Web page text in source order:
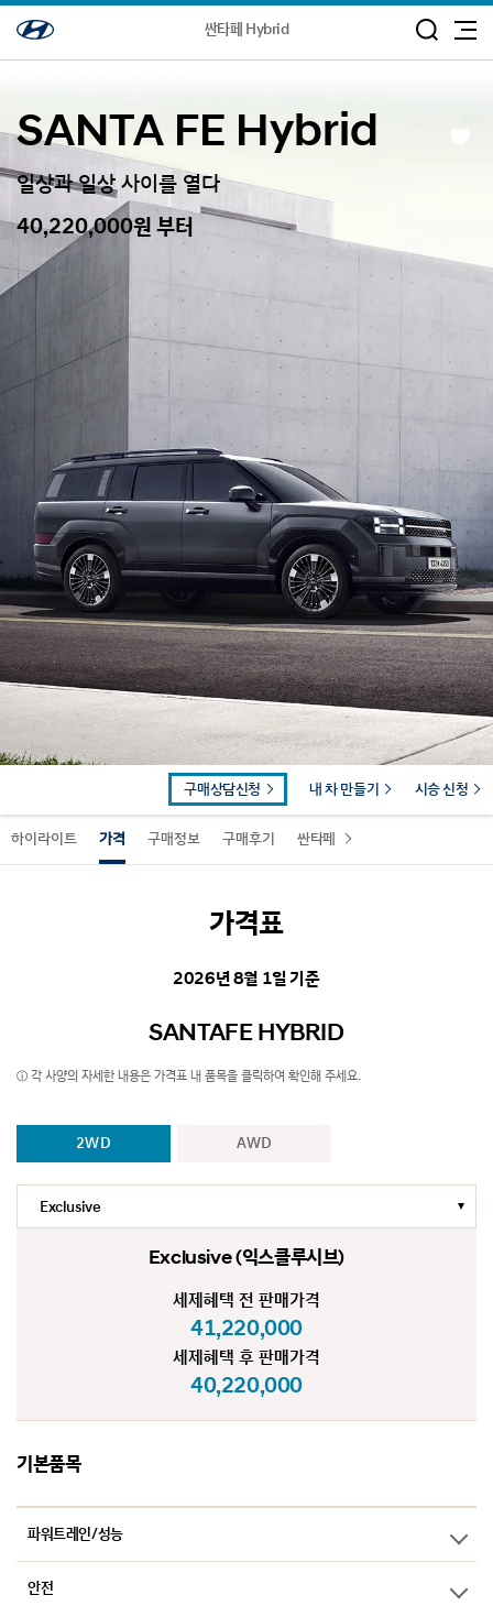
싼타페 Hybrid
SANTA FE Hybrid
일상과 일상 사이를 열다
40,220,000원 부터
하이라이트 가격 구매정보 구매후기 싼타페
구매상담신청 내 차 만들기 시승 신청
가격표
2026년 8월 1일 기준
SANTAFE HYBRID
ⓘ 각 사양의 자세한 내용은 가격표 내 품목을 클릭하여 확인해 주세요.
2WD AWD
Exclusive
Exclusive (익스클루시브)
세제혜택 전 판매가격
41,220,000
세제혜택 후 판매가격
40,220,000
기본품목
파워트레인/성능
안전